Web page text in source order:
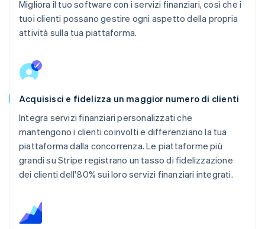
Migliora il tuo software con i servizi finanziari, così che i
tuoi clienti possano gestire ogni aspetto della propria
attività sulla tua piattaforma.
Acquisisci e fidelizza un maggior numero di clienti
Integra servizi finanziari personalizzati che
mantengono i clienti coinvolti e differenziano la tua
piattaforma dalla concorrenza. Le piattaforme più
grandi su Stripe registrano un tasso di fidelizzazione
dei clienti dell'80% sui loro servizi finanziari integrati.